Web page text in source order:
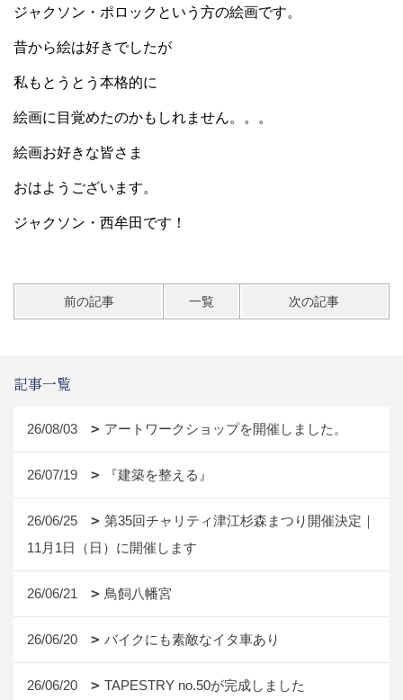
ジャクソン・ポロックという方の絵画です。
昔から絵は好きでしたが
私もとうとう本格的に
絵画に目覚めたのかもしれません。。。
絵画お好きな皆さま
おはようございます。
ジャクソン・西牟田です！
前の記事 一覧 次の記事
記事一覧
26/08/03 アートワークショップを開催しました。
26/07/19 『建築を整える』
26/06/25
第35回チャリティ津江杉森まつり開催決定｜
11月1日（日）に開催します
26/06/21 鳥飼八幡宮
26/06/20 バイクにも素敵なイタ車あり
26/06/20 TAPESTRY no.50が完成しました